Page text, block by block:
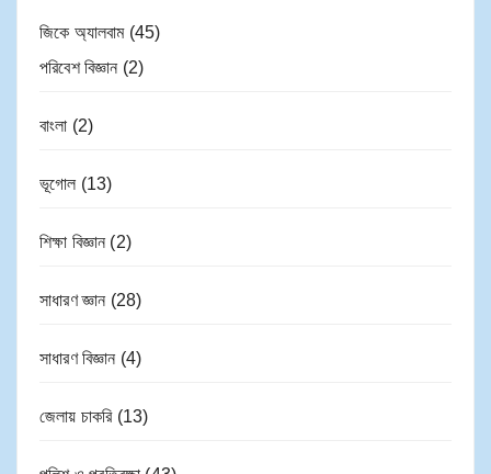
জিকে অ্যালবাম(45)
পরিবেশ বিজ্ঞান (2)
বাংলা (2)
ভূগোল (13)
শিক্ষা বিজ্ঞান (2)
সাধারণ জ্ঞান (28)
সাধারণ বিজ্ঞান (4)
জেলায় চাকরি(13)